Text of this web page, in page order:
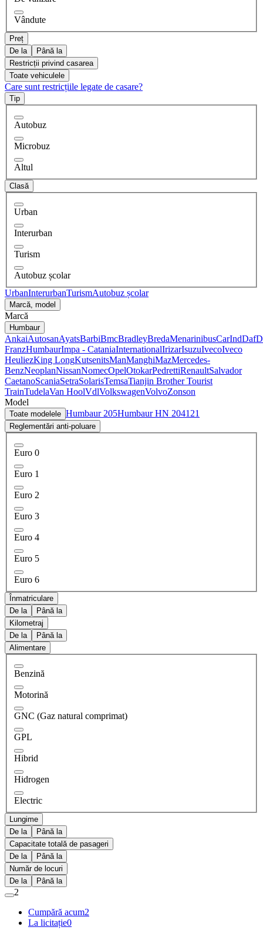
Vândute
Preț
De la
Până la
Restricții privind casarea
Toate vehiculele
Care sunt restricțiile legate de casare?
Tip
Autobuz
Microbuz
Altul
Clasă
Urban
Interurban
Turism
Autobuz școlar
UrbanInterurbanTurismAutobuz școlar
Marcă, model
Marcă
Humbaur
AnkaiAutosanAyatsBarbiBmcBradleyBredaMenarinibusCarIndDaf
FranzHumbaurImpa - CataniaInternationalIrizarIsuzuIvecoIveco
HeuliezKing LongKutsenitsManManghiMazMercedes-
BenzNeoplanNissanNomecOpelOtokarPedrettiRenaultSalvador
CaetanoScaniaSetraSolarisTemsaTianjin Brother Tourist
TrainTudelaVan HoolVdlVolkswagenVolvoZonson
Model
Toate modelele Humbaur 205Humbaur HN 204121
Reglementări anti-poluare
Euro 0
Euro 1
Euro 2
Euro 3
Euro 4
Euro 5
Euro 6
Înmatriculare
De la
Până la
Kilometraj
De la
Până la
Alimentare
Benzină
Motorină
GNC (Gaz natural comprimat)
GPL
Hibrid
Hidrogen
Electric
Lungime
De la
Până la
Capacitate totală de pasageri
De la
Până la
Număr de locuri
De la
Până la
2
Cumpără acum2
La licitație0